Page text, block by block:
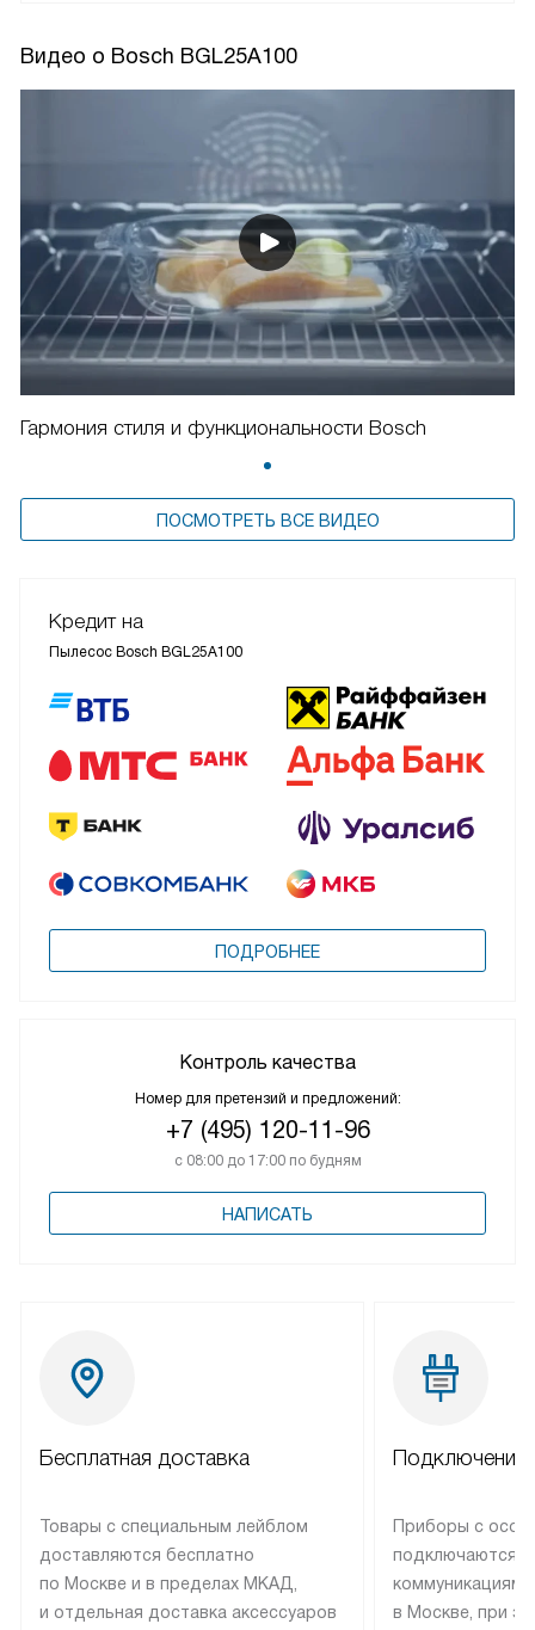
Видео о Bosch BGL25A100
Гармония стиля и функциональности Bosch
ПОСМОТРЕТЬ ВСЕ ВИДЕО
Кредит на
Пылесос Bosch BGL25A100
ПОДРОБНЕЕ
Контроль качества
Номер для претензий и предложений:
+7 (495) 120-11-96
с 08:00 до 17:00 по будням
НАПИСАТЬ
Бесплатная доставка
Товары с специальным лейблом
доставляются бесплатно
по Москве и в пределах МКАД,
и отдельная доставка аксессуаров
Подключение
Приборы с
подключаются к
коммуникациям
в Москве, при